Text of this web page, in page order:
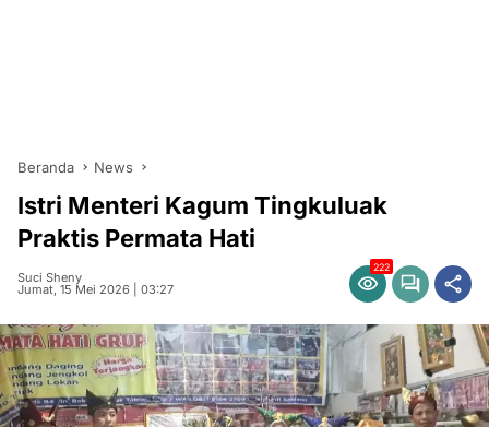
Beranda News
Istri Menteri Kagum Tingkuluak
Praktis Permata Hati
Suci Sheny
Jumat, 15 Mei 2026 | 03:27
222